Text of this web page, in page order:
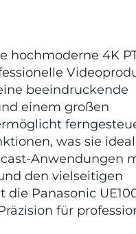
hochmoderne 4K
beeindruckende
einem großen
was sie
Anwendungen
den vielseitigen
Panasonic
für